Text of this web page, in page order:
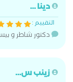
دينا ...
التقييم :
دكتور شاطر و
زينب س...